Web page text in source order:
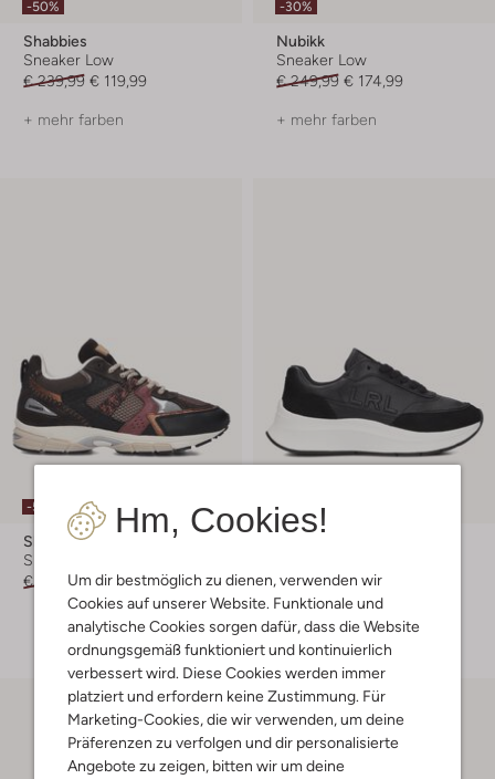
Hm, Cookies!
Um dir bestmöglich zu dienen, verwenden wir
Cookies auf unserer Website. Funktionale und
analytische Cookies sorgen dafür, dass die Website
ordnungsgemäß funktioniert und kontinuierlich
verbessert wird. Diese Cookies werden immer
platziert und erfordern keine Zustimmung. Für
Marketing-Cookies, die wir verwenden, um deine
Präferenzen zu verfolgen und dir personalisierte
Angebote zu zeigen, bitten wir um deine
-50%
Shabbies
Sneaker Low
€ 239,99 € 119,99
+ mehr farben
-30%
Nubikk
Sneaker Low
€ 249,99 € 174,99
+ mehr farben
-50%
Shabbies
Sneaker Low
€ 239,99 € 119,99
€ 169,99 € 118,99
+ mehr farben